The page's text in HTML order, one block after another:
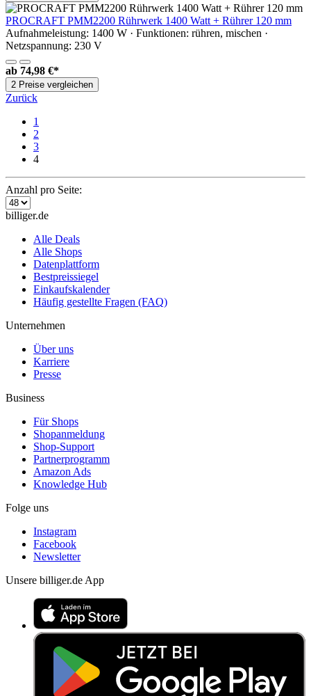
PROCRAFT PMM2200 Rührwerk 1400 Watt + Rührer 120 mm
Aufnahmeleistung: 1400 W · Funktionen: rühren, mischen ·
Netzspannung: 230 V
ab 74,98 €*
2 Preise vergleichen
Zurück
1
2
3
4
Anzahl pro Seite:
billiger.de
Alle Deals
Alle Shops
Datenplattform
Bestpreissiegel
Einkaufskalender
Häufig gestellte Fragen (FAQ)
Unternehmen
Über uns
Karriere
Presse
Business
Für Shops
Shopanmeldung
Shop-Support
Partnerprogramm
Amazon Ads
Knowledge Hub
Folge uns
Instagram
Facebook
Newsletter
Unsere billiger.de App